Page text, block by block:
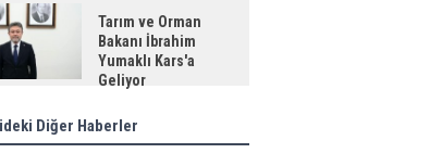
Tarım ve Orman
Bakanı İbrahim
Yumaklı Kars'a
Geliyor
Diğer Haberler